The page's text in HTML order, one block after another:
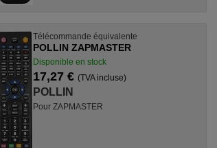
Télécommande équivalente
POLLIN ZAPMASTER
Disponible en stock
17,27 € (TVA incluse)
POLLIN
Pour ZAPMASTER